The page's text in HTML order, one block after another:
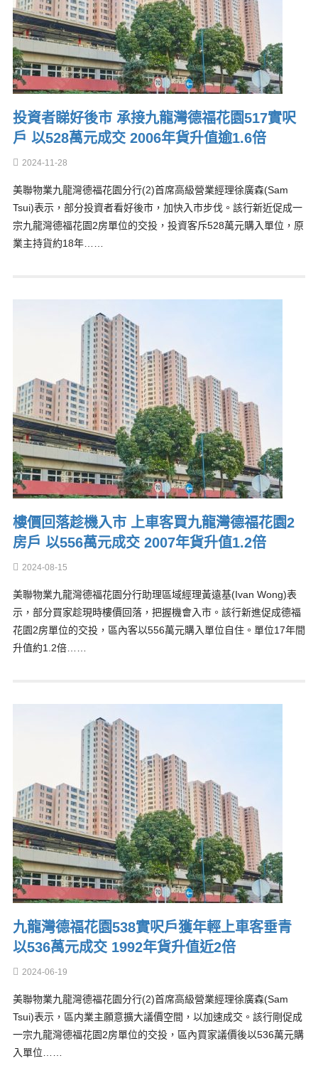
投資者睇好後市 承接九龍灣德福花園517實呎
戶 以528萬元成交 2006年貨升值逾1.6倍
2024-11-28
美聯物業九龍灣德福花園分行(2)首席高級營業經理徐廣森(Sam
Tsui)表示，部分投資者看好後市，加快入市步伐。該行新近促成一
宗九龍灣德福花園2房單位的交投，投資客斥528萬元購入單位，原
業主持貨約18年……
樓價回落趁機入市 上車客買九龍灣德福花園2
房戶 以556萬元成交 2007年貨升值1.2倍
2024-08-15
美聯物業九龍灣德福花園分行助理區域經理黃遠基(Ivan Wong)表
示，部分買家趁現時樓價回落，把握機會入市。該行新進促成德福
花園2房單位的交投，區內客以556萬元購入單位自住。單位17年間
升值約1.2倍……
九龍灣德福花園538實呎戶獲年輕上車客垂青
以536萬元成交 1992年貨升值近2倍
2024-06-19
美聯物業九龍灣德福花園分行(2)首席高級營業經理徐廣森(Sam
Tsui)表示，區内業主願意擴大議價空間，以加速成交。該行剛促成
一宗九龍灣德福花園2房單位的交投，區內買家議價後以536萬元購
入單位……